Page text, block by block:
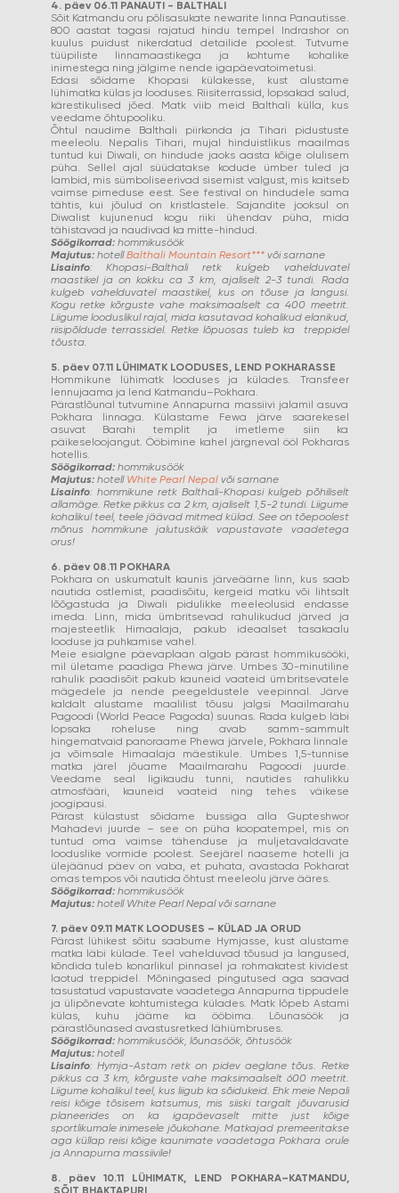
4. päev 06.11 PANAUTI - BALTHALI
Sõit Katmandu oru põlisasukate newarite linna Panautisse.
800 aastat tagasi rajatud hindu tempel Indrashor on
kuulus puidust nikerdatud detailide poolest. Tutvume
tüüpiliste linnamaastikega ja kohtume kohalike
inimestega ning jälgime nende igapäevatoimetusi.
Edasi sõidame Khopasi külakesse, kust alustame
lühimatka külas ja looduses. Riisiterrassid, lopsakad salud,
kärestikulised jõed. Matk viib meid Balthali külla, kus
veedame õhtupooliku.
Õhtul naudime Balthali piirkonda ja Tihari pidustuste
meeleolu. Nepalis Tihari, mujal hinduistlikus maailmas
tuntud kui Diwali, on hindude jaoks aasta kõige olulisem
püha. Sellel ajal süüdatakse kodude ümber tuled ja
lambid, mis sümboliseerivad sisemist valgust, mis kaitseb
vaimse pimeduse eest. See festival on hindudele sama
tähtis, kui jõulud on kristlastele. Sajandite jooksul on
Diwalist kujunenud kogu riiki ühendav püha, mida
tähistavad ja naudivad ka mitte-hindud.
Söögikorrad: hommikusöök
Majutus:hotellBalthali Mountain Resort***või sarnane
Lisainfo: Khopasi-Balthali retk kulgeb vahelduvatel
maastikel ja on kokku ca 3 km, ajaliselt 2-3 tundi. Rada
kulgeb vahelduvatel maastikel, kus on tõuse ja langusi.
Kogu retke kõrguste vahe maksimaalselt ca 400 meetrit.
Liigume looduslikul rajal, mida kasutavad kohalikud elanikud,
riisipõldude terrassidel. Retke lõpuosas tuleb ka treppidel
tõusta.
5. päev 07.11 LÜHIMATK LOODUSES, LEND POKHARASSE
Hommikune lühimatk looduses ja külades. Transfeer
lennujaama ja lend Katmandu–Pokhara.
Pärastlõunal tutvumine Annapurna massiivi jalamil asuva
Pokhara linnaga. Külastame Fewa järve saarekesel
asuvat Barahi templit ja imetleme siin ka
päikeseloojangut. Ööbimine kahel järgneval ööl Pokharas
hotellis.
Söögikorrad: hommikusöök
Majutus:hotell White Pearl Nepalvõi sarnane
Lisainfo: hommikune retk Balthali-Khopasi kulgeb põhiliselt
allamäge. Retke pikkus ca 2 km, ajaliselt 1,5-2 tundi. Liigume
kohalikul teel, teele jäävad mitmed külad. See on tõepoolest
mõnus hommikune jalutuskäik vapustavate vaadetega
orus!
6. päev 08.11 POKHARA
Pokhara on uskumatult kaunis järveäärne linn, kus saab
nautida ostlemist, paadisõitu, kergeid matku või lihtsalt
lõõgastuda ja Diwali pidulikke meeleolusid endasse
imeda. Linn, mida ümbritsevad rahulikudud järved ja
majesteetlik Himaalaja, pakub ideaalset tasakaalu
looduse ja puhkamise vahel.
Meie esialgne päevaplaan algab pärast hommikusööki,
mil ületame paadiga Phewa järve. Umbes 30-minutiline
rahulik paadisõit pakub kauneid vaateid ümbritsevatele
mägedele ja nende peegeldustele veepinnal. Järve
kaldalt alustame maalilist tõusu jalgsi Maailmarahu
Pagoodi (World Peace Pagoda) suunas. Rada kulgeb läbi
lopsaka roheluse ning avab samm-sammult
hingematvaid panoraame Phewa järvele, Pokhara linnale
ja võimsale Himaalaja mäestikule. Umbes 1,5-tunnise
matka järel jõuame Maailmarahu Pagoodi juurde.
Veedame seal ligikaudu tunni, nautides rahulikku
atmosfääri, kauneid vaateid ning tehes väikese
joogipausi.
Pärast külastust sõidame bussiga alla Gupteshwor
Mahadevi juurde – see on püha koopatempel, mis on
tuntud oma vaimse tähenduse ja muljetavaldavate
looduslike vormide poolest. Seejärel naaseme hotelli ja
ülejäänud päev on vaba, et puhata, avastada Pokharat
omas tempos või nautida õhtust meeleolu järve ääres.
Söögikorrad: hommikusöök
Majutus:hotell White Pearl Nepal või sarnane
7. päev 09.11 MATK LOODUSES – KÜLAD JA ORUD
Pärast lühikest sõitu saabume Hymjasse, kust alustame
matka läbi külade. Teel vahelduvad tõusud ja langused,
kõndida tuleb konarlikul pinnasel ja rohmakatest kividest
laotud treppidel. Mõningased pingutused aga saavad
tasustatud vapustavate vaadetega Annapurna tippudele
ja ülipõnevate kohtumistega külades. Matk lõpeb Astami
külas, kuhu jääme ka ööbima. Lõunasöök ja
pärastlõunased avastusretked lähiümbruses.
Söögikorrad: hommikusöök, lõunasöök, õhtusöök
Majutus:hotell
Lisainfo: Hymja-Astam retk on pidev aeglane tõus. Retke
pikkus ca 3 km, kõrguste vahe maksimaalselt 600 meetrit.
Liigume kohalikul teel, kus liigub ka sõidukeid. Ehk meie Nepali
reisi kõige tõsisem katsumus, mis siiski targalt jõuvarusid
planeerides on ka igapäevaselt mitte just kõige
sportlikumale inimesele jõukohane. Matkajad premeeritakse
aga küllap reisi kõige kaunimate vaadetaga Pokhara orule
ja Annapurna massiivile!
8. päev 10.11 LÜHIMATK, LEND POKHARA–KATMANDU,